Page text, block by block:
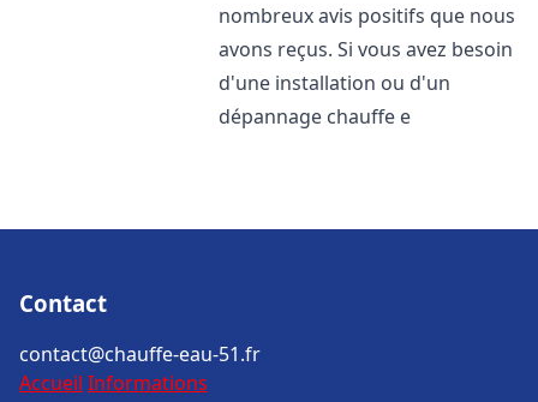
nombreux avis positifs que nous
avons reçus. Si vous avez besoin
d'une installation ou d'un
dépannage chauffe e
Contact
contact@chauffe-eau-51.fr
Accueil Informations